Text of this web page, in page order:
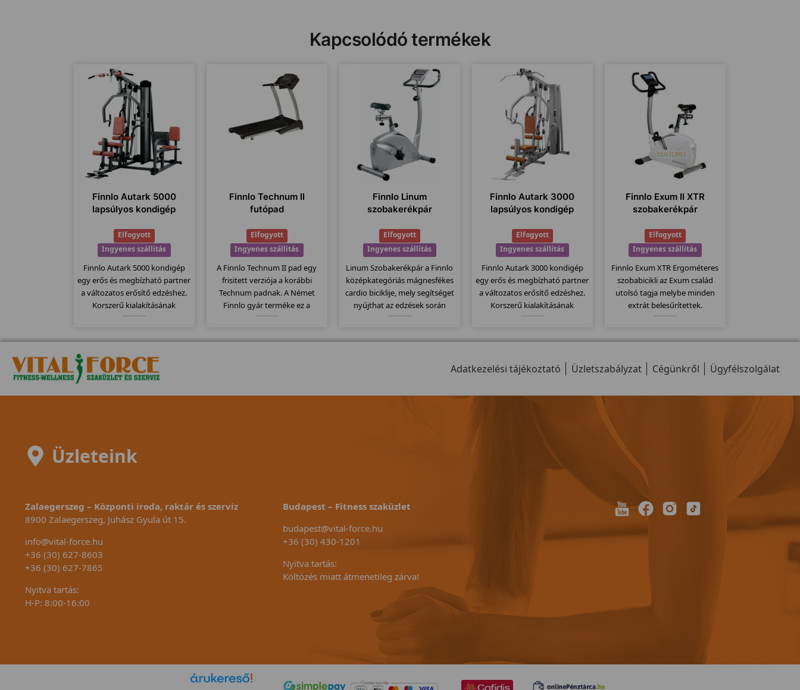
Kapcsolódó termékek
Finnlo Autark 5000
lapsúlyos kondigép
Elfogyott
Ingyenes szállítás
Finnlo Autark 5000 kondigép
egy erős és megbízható partner
a változatos erősítő edzéshez.
Korszerű kialakításának
különböző "állomásokat" a
német precizitásnak
köszönhetően.
Finnlo Technum II
futópad
Elfogyott
Ingyenes szállítás
A Finnlo Technum II pad egy
frisitett verziója a korábbi
Technum padnak. A Német
Finnlo gyár terméke ez a
135x44cm-es futófelület,
Finnlo Linum
szobakerékpár
Elfogyott
Ingyenes szállítás
Linum Szobakerékpár a Finnlo
középkategóriás mágnesfékes
cardio biciklije, mely segítséget
nyújthat az edzések során
típusnál már lényegesen
Finnlo Autark 3000
lapsúlyos kondigép
Elfogyott
Ingyenes szállítás
Finnlo Autark 3000 kondigép
egy erős és megbízható partner
a változatos erősítő edzéshez.
Korszerű kialakításának
különböző "állomásokat" a
köszönhetően.
Finnlo Exum II XTR
szobakerékpár
Elfogyott
Ingyenes szállítás
Finnlo Exum XTR Ergométeres
szobabicikli az Exum család
utolsó tagja melybe minden
extrát belesűrítettek.
már jól megszokott német
a bicikliknél...
Adatkezelési tájékoztató Üzletszabályzat Cégünkről Ügyfélszolgálat
Üzleteink
Zalaegerszeg – Központi iroda, raktár és szerviz
8900 Zalaegerszeg, Juhász Gyula út 15.
info@vital-force.hu
+36 (30) 627-8603
+36 (30) 627-7865
Nyitva tartás:
H-P: 8:00-16:00
Budapest – Fitness szaküzlet
budapest@vital-force.hu
+36 (30) 430-1201
Nyitva tartás:
Költözés miatt átmenetileg zárva!